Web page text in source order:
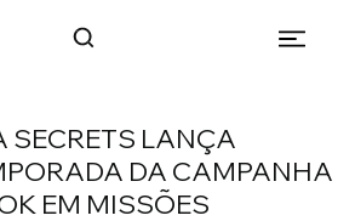
SECRETS LANÇA
DA CAMPANHA
EM MISSÕES